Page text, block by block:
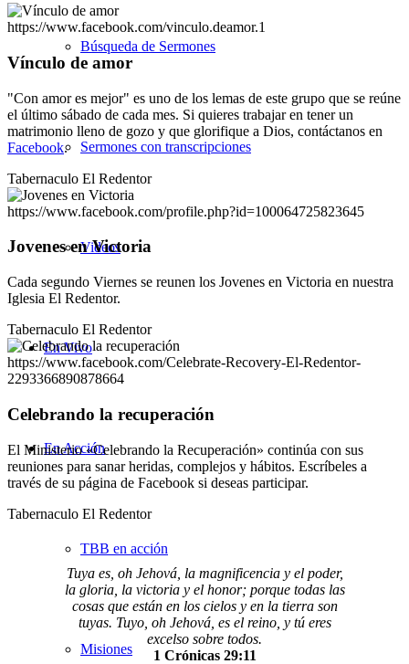
Búsqueda de Sermones
Sermones con transcripciones
Videos
En Vivo
En Acción
TBB en acción
Misiones
https://www.facebook.com/vinculo.deamor.1
Vínculo de amor
"Con amor es mejor" es uno de los lemas de este grupo que se reúne
el último sábado de cada mes. Si quieres trabajar en tener un
matrimonio lleno de gozo y que glorifique a Dios, contáctanos en
Facebook.
Tabernaculo El Redentor
https://www.facebook.com/profile.php?id=100064725823645
Jovenes en Victoria
Cada segundo Viernes se reunen los Jovenes en Victoria en nuestra
Iglesia El Redentor.
Tabernaculo El Redentor
https://www.facebook.com/Celebrate-Recovery-El-Redentor-
2293366890878664
Celebrando la recuperación
El Ministerio «Celebrando la Recuperación» continúa con sus
reuniones para sanar heridas, complejos y hábitos. Escríbeles a
través de su página de Facebook si deseas participar.
Tabernaculo El Redentor
Tuya es, oh Jehová, la magnificencia y el poder,
la gloria, la victoria y el honor; porque todas las
cosas que están en los cielos y en la tierra son
tuyas. Tuyo, oh Jehová, es el reino, y tú eres
excelso sobre todos.
1 Crónicas 29:11